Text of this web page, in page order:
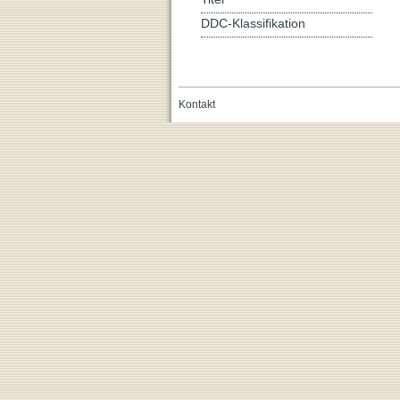
DDC-Klassifikation
Kontakt